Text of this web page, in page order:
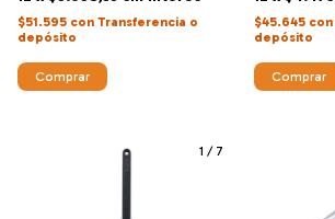
$51.595 con Transferencia o
depósito
$45.645 con
depósito
1 / 7